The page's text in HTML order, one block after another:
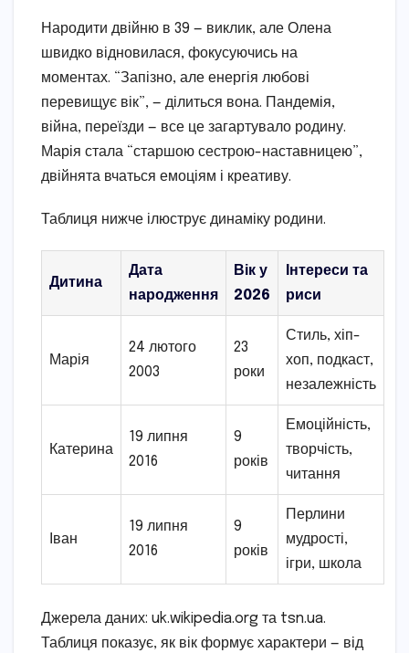
Народити двійню в 39 — виклик, але Олена
швидко відновилася, фокусуючись на
моментах. “Запізно, але енергія любові
перевищує вік”, — ділиться вона. Пандемія,
війна, переїзди — все це загартувало родину.
Марія стала “старшою сестрою-наставницею”,
двійнята вчаться емоціям і креативу.
Таблиця нижче ілюструє динаміку родини.
Дитина
Дата
народження
Вік у
2026
Інтереси та
риси
Марія
24 лютого
2003
23
роки
Стиль, хіп-
хоп, подкаст,
незалежність
Катерина
19 липня
2016
9
років
Емоційність,
творчість,
читання
Іван
19 липня
2016
9
років
Перлини
мудрості,
ігри, школа
Джерела даних: uk.wikipedia.org та tsn.ua.
Таблиця показує, як вік формує характери — від